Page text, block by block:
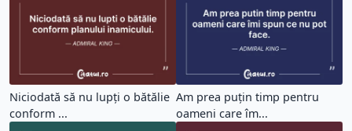
Niciodată să nu lupți o bătălie
conform ...
Am prea puțin timp pentru
oameni care îm...